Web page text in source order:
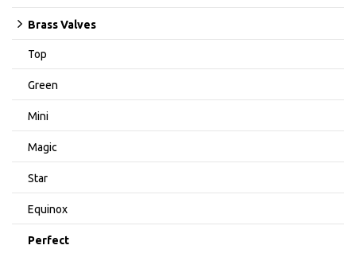
Brass Valves
Top
Green
Mini
Magic
Star
Equinox
Perfect